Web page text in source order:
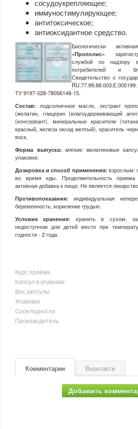
сосудоукрепляющее;
иммуностимулирующее;
антитоксическое;
антиоксидантное средство.
Биологически
«Прополис»
службой по
потребителей и
Свидетельство о
ТУ 9197-028-78056148-15.
Состав: подсолнечное масло, экстракт
(желатин, глицерин (влагоудерживающий
(консервант), минеральные красители
красный, железа оксид желтый), краситель
воск.
Форма выпуска: мягкие желатиновые
упаковке.
Дозировка и способ применения: взрослым:
во время еды. Продолжительность
активная добавка к пище. Не является
Противопоказания: индивидуальная
беременность, кормление грудью.
Условия хранения: хранить в сухом,
недоступном для детей месте при
годности - 2 года.
Курс приёма
Капсул в упаковке
Вес капсулы
Упаковка
Срок годности
Производитель
Комментарии Вконтакте
Добавить